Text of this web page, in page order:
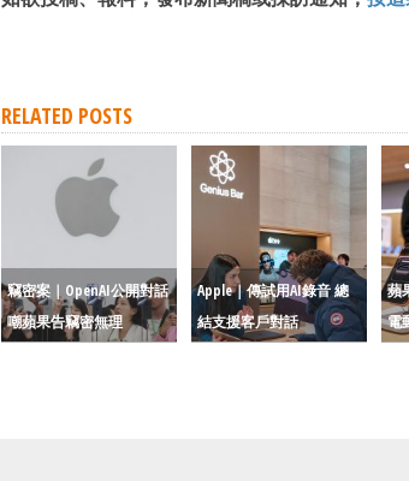
RELATED POSTS
竊密案｜OpenAI公開對話
嘲蘋果告竊密無理
Apple｜傳試用AI錄音 總
結支援客戶對話
蘋
電